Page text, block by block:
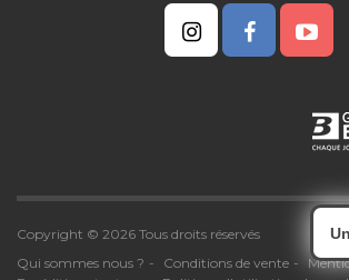
Copyright © 2026 Tous droits réservés
Qui sommes nous ?
Conditions de vente